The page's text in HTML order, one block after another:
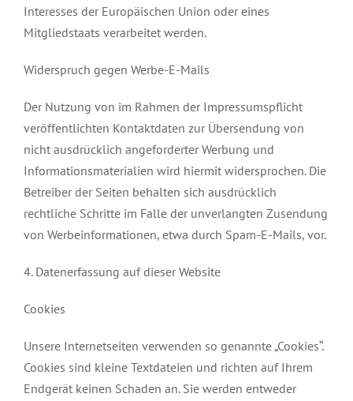
Interesses der Europäischen Union oder eines
Mitgliedstaats verarbeitet werden.
Widerspruch gegen Werbe-E-Mails
Der Nutzung von im Rahmen der Impressumspflicht
veröffentlichten Kontaktdaten zur Übersendung von
nicht ausdrücklich angeforderter Werbung und
Informationsmaterialien wird hiermit widersprochen. Die
Betreiber der Seiten behalten sich ausdrücklich
rechtliche Schritte im Falle der unverlangten Zusendung
von Werbeinformationen, etwa durch Spam-E-Mails, vor.
4. Datenerfassung auf dieser Website
Cookies
Unsere Internetseiten verwenden so genannte „Cookies“.
Cookies sind kleine Textdateien und richten auf Ihrem
Endgerät keinen Schaden an. Sie werden entweder